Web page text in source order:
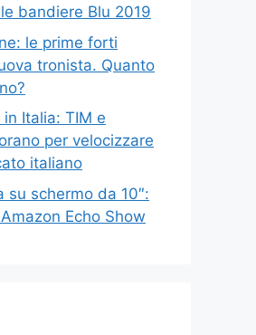
bandiere Blu 2019
le prime forti
tronista. Quanto
Italia: TIM e
per velocizzare
italiano
su schermo da 10″:
Echo Show